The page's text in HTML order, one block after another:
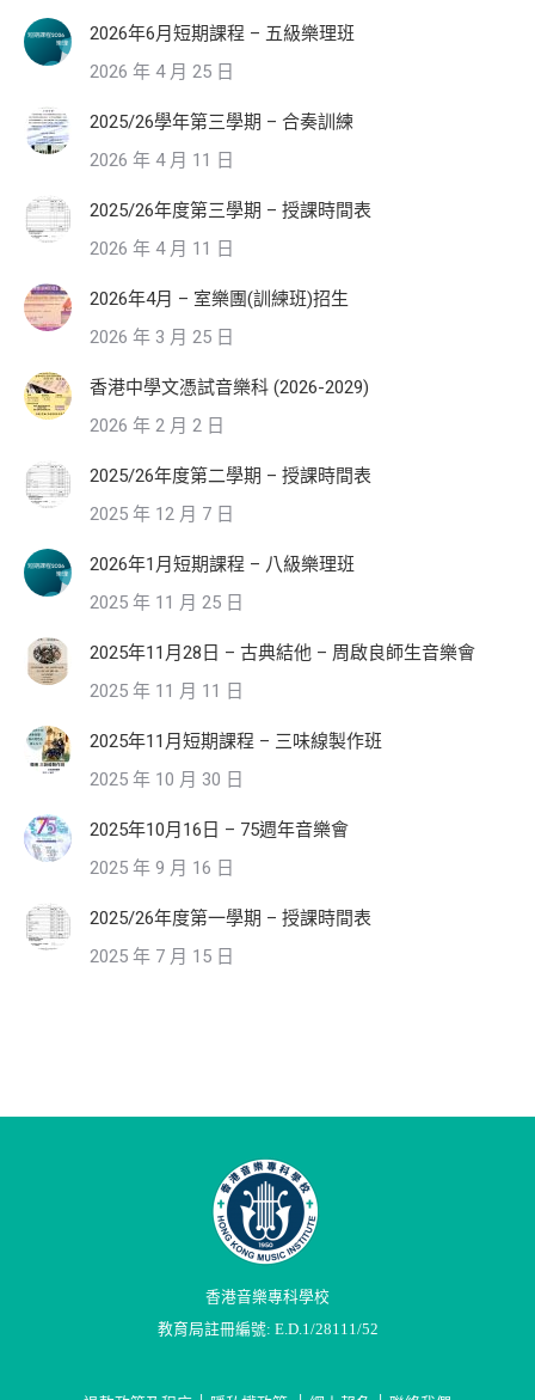
2026年6月短期課程 – 五級樂理班
2026 年 4 月 25 日
2025/26學年第三學期 – 合奏訓練
2026 年 4 月 11 日
2025/26年度第三學期 – 授課時間表
2026 年 4 月 11 日
2026年4月 – 室樂團(訓練班)招生
2026 年 3 月 25 日
香港中學文憑試音樂科 (2026-2029)
2026 年 2 月 2 日
2025/26年度第二學期 – 授課時間表
2025 年 12 月 7 日
2026年1月短期課程 – 八級樂理班
2025 年 11 月 25 日
2025年11月28日 – 古典結他 – 周啟良師生音樂會
2025 年 11 月 11 日
2025年11月短期課程 – 三味線製作班
2025 年 10 月 30 日
2025年10月16日 – 75週年音樂會
2025 年 9 月 16 日
2025/26年度第一學期 – 授課時間表
2025 年 7 月 15 日
香港音樂專科學校
教育局註冊編號: E.D.1/28111/52